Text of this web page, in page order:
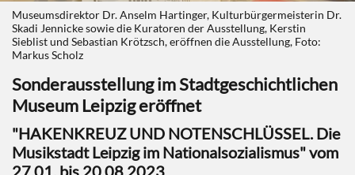
Museumsdirektor Dr. Anselm Hartinger, Kulturbürgermeisterin Dr.
Skadi Jennicke sowie die Kuratoren der Ausstellung, Kerstin
Sieblist und Sebastian Krötzsch, eröffnen die Ausstellung, Foto:
Markus Scholz
Sonderausstellung im Stadtgeschichtlichen
Museum Leipzig eröffnet
"HAKENKREUZ UND NOTENSCHLÜSSEL. Die
Musikstadt Leipzig im Nationalsozialismus" vom
27.01. bis 20.08.2023